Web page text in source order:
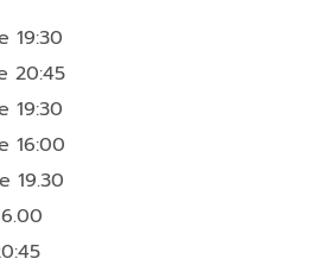
19:30
20:45
19:30
16:00
19.30